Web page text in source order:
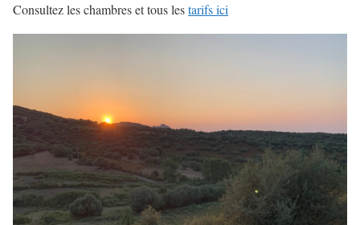
Consultez les chambres et tous lestarifs ici